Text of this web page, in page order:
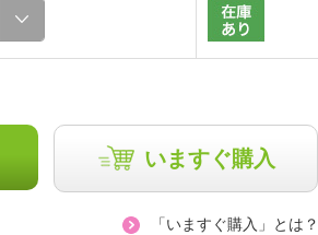
いますぐ購入
「いますぐ購入」とは？